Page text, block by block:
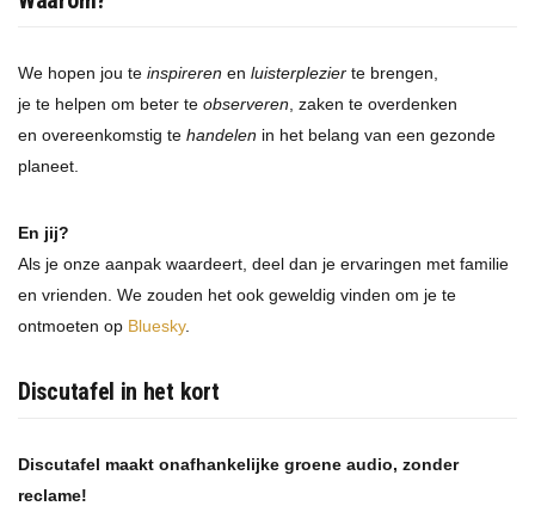
We hopen jou te inspireren en luisterplezier te brengen,
je te helpen om beter te observeren , zaken te overdenken
en overeenkomstig te handelen in het belang van een gezonde
planeet.
En jij?
Als je onze aanpak waardeert, deel dan je ervaringen met familie
en vrienden. We zouden het ook geweldig vinden om je te
ontmoeten op Bluesky.
Discutafel in het kort
Discutafel maakt onafhankelijke groene audio, zonder
reclame!